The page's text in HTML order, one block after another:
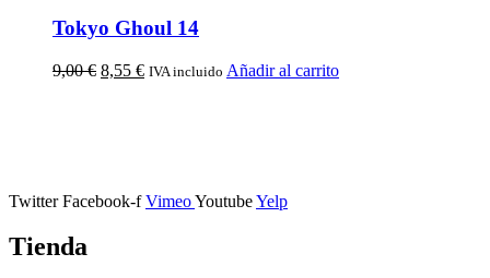
Tokyo Ghoul 14
9,00€ 8,55 € IVA incluido Añadir al carrito
Twitter Facebook-f VimeoYoutubeYelp
Tienda